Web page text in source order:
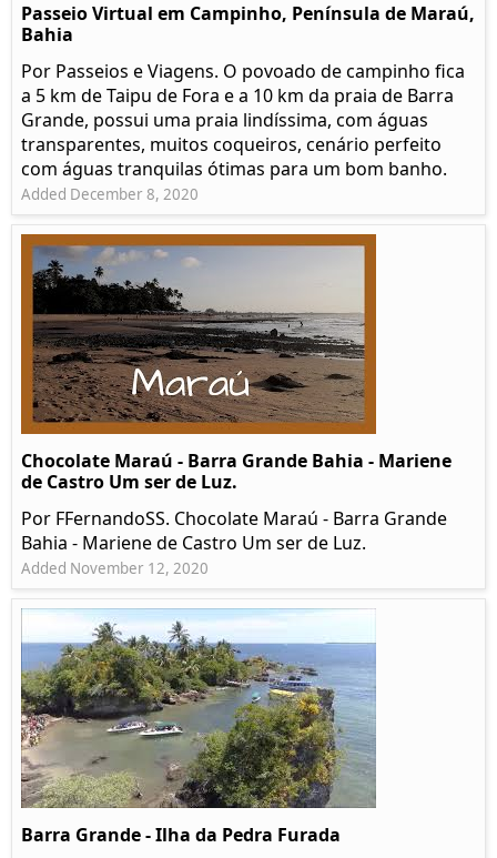
Passeio Virtual em Campinho, Península de Maraú,
Bahia
Por Passeios e Viagens. O povoado de campinho fica
a 5 km de Taipu de Fora e a 10 km da praia de Barra
Grande, possui uma praia lindíssima, com águas
transparentes, muitos coqueiros, cenário perfeito
com águas tranquilas ótimas para um bom banho.
Added December 8, 2020
Chocolate Maraú - Barra Grande Bahia - Mariene
de Castro Um ser de Luz.
Por FFernandoSS. Chocolate Maraú - Barra Grande
Bahia - Mariene de Castro Um ser de Luz.
Added November 12, 2020
Barra Grande - Ilha da Pedra Furada